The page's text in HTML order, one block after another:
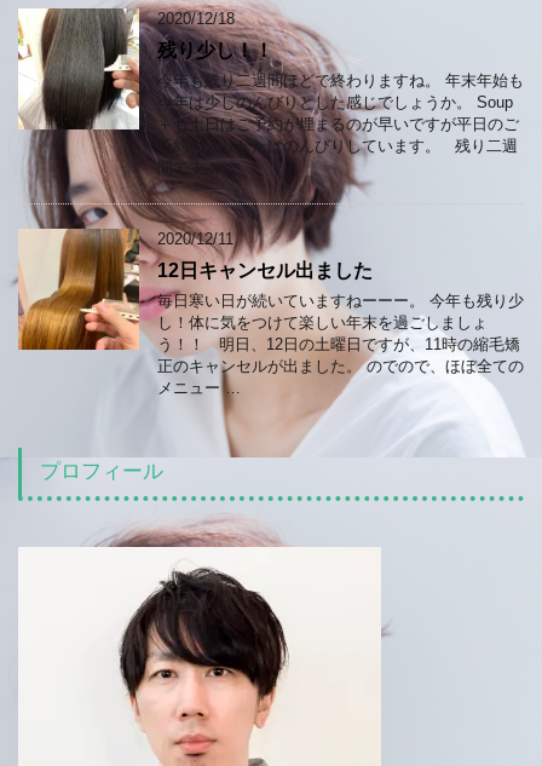
2020/12/18
残り少し！！
今年も残り二週間ほどで終わりますね。 年末年始も
今年は少しのんびりとした感じでしょうか。 Soup
＋も土日はご予約が埋まるのが早いですが平日のご
予約の入りかたはのんびりしています。 残り二週
間です …
2020/12/11
12日キャンセル出ました
毎日寒い日が続いていますねーーー。 今年も残り少
し！体に気をつけて楽しい年末を過ごしましょ
う！！ 明日、12日の土曜日ですが、11時の縮毛矯
正のキャンセルが出ました。 のでので、ほぼ全ての
メニュー …
プロフィール